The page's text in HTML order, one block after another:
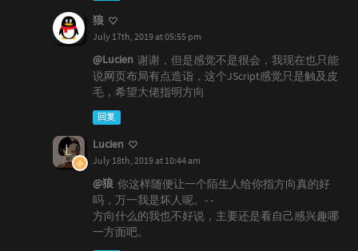
狼
July 17th, 2019 at 05:55 pm
@Lucien 谢谢，但是感觉不是很会，我现在也只能
说网页布局有点造诣，这个JScript感觉只是触及皮
毛，希望大佬指明方向
回复
Lucien
July 18th, 2019 at 10:44 am
@狼 你这样随便让一个陌生人给你指方向真的好
吗，万一我是坏人呢。- -
方向什么的我也不好说，主要还是看自己感兴趣哪
一方面吧。